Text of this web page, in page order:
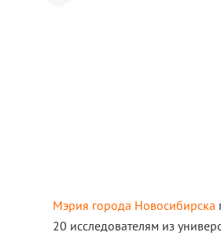
Мэрия города Новосибирска
20 исследователям из